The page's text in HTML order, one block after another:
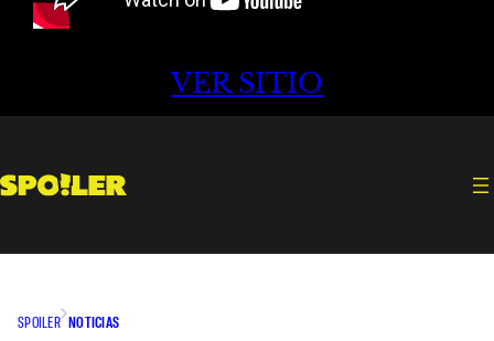
VER SITIO
SPOILER NOTICIAS